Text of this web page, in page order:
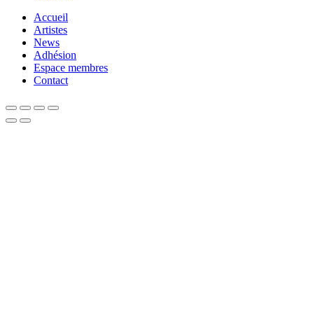
Accueil
Artistes
News
Adhésion
Espace membres
Contact